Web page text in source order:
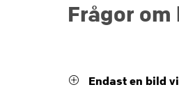
Frågor
Endast en bild